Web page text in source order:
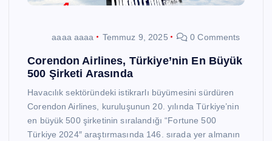
aaaa aaaa Temmuz 9, 2025 0 Comments
Corendon Airlines, Türkiye’nin En Büyük
500 Şirketi Arasında
Havacılık sektöründeki istikrarlı büyümesini sürdüren
Corendon Airlines, kuruluşunun 20. yılında Türkiye’nin
en büyük 500 şirketinin sıralandığı “Fortune 500
Türkiye 2024″ araştırmasında 146. sırada yer almanın